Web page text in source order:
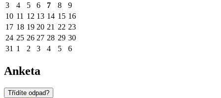
3
4 5 6 7 8
9
10 11 12 13 14 15 16
17 18 19 20 21 22 23
24 25 26 27 28 29 30
31 1 2 3 4 5 6
Anketa
Třídíte odpad?